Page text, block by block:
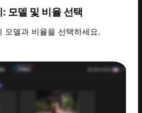
모델 및 비율 선택
모델과 비율을 선택하세요.